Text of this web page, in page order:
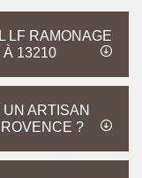
LF RAMONAGE
À 13210
ARTISAN
?